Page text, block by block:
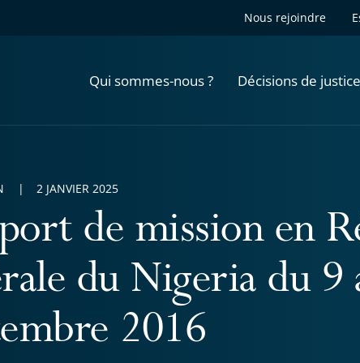
Nous rejoindre
Qui sommes-nous ? Décisions de justice
de mission en
du Nigeria du 9
2016
2 JANVIER 2025